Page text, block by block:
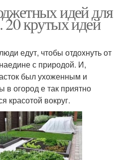
идей для
крутых идей
едут, чтобы отдохнуть от
с природой. И,
был ухоженным и
огород е так приятно
красотой вокруг.